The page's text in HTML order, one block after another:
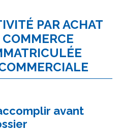
PAR ACHAT
avant